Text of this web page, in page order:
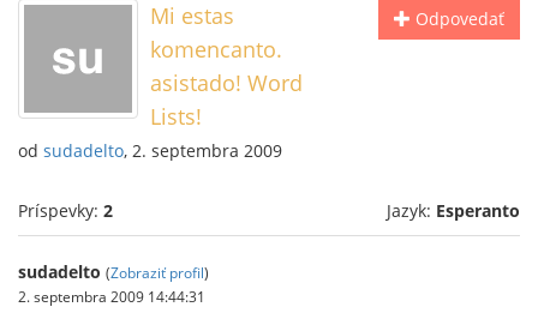
Odpovedať
Mi estas
komencanto.
asistado! Word
Lists!
od sudadelto, 2. septembra 2009
Príspevky: 2 Jazyk: Esperanto
sudadelto (Zobraziť profil)
2. septembra 2009 14:44:31